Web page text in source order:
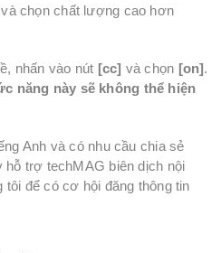
và chọn chất lượng cao hơn
nhấn vào nút [cc] và chọn [on].
năng này sẽ không thể hiện
Anh và có nhu cầu chia sẻ
hỗ trợ techMAG biên dịch nội
để có cơ hội đăng thông tin